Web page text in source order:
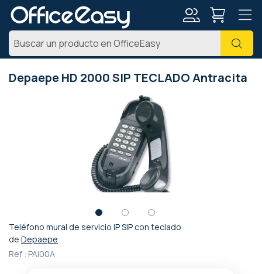
Depaepe HD 2000 SIP TECLADO Antracita
Teléfono mural de servicio IP SIP con teclado
de Depaepe
Ref : PAI00A
Saltar
al
comienzo